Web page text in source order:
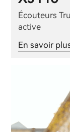
Écouteurs
active
En savoir